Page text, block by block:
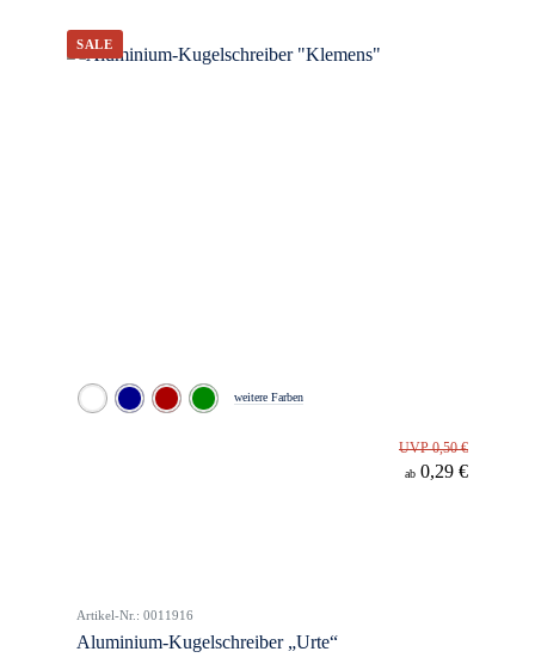
weitere Farben
UVP 0,50 €
ab 0,29 €
Artikel-Nr.: 0011916
Aluminium-Kugelschreiber „Urte“